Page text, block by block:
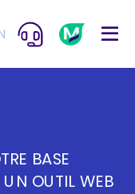
BASE
UN OUTIL WEB